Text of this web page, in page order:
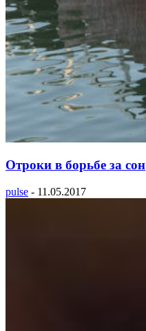
Отроки в борьбе за сон
pulse - 11.05.2017